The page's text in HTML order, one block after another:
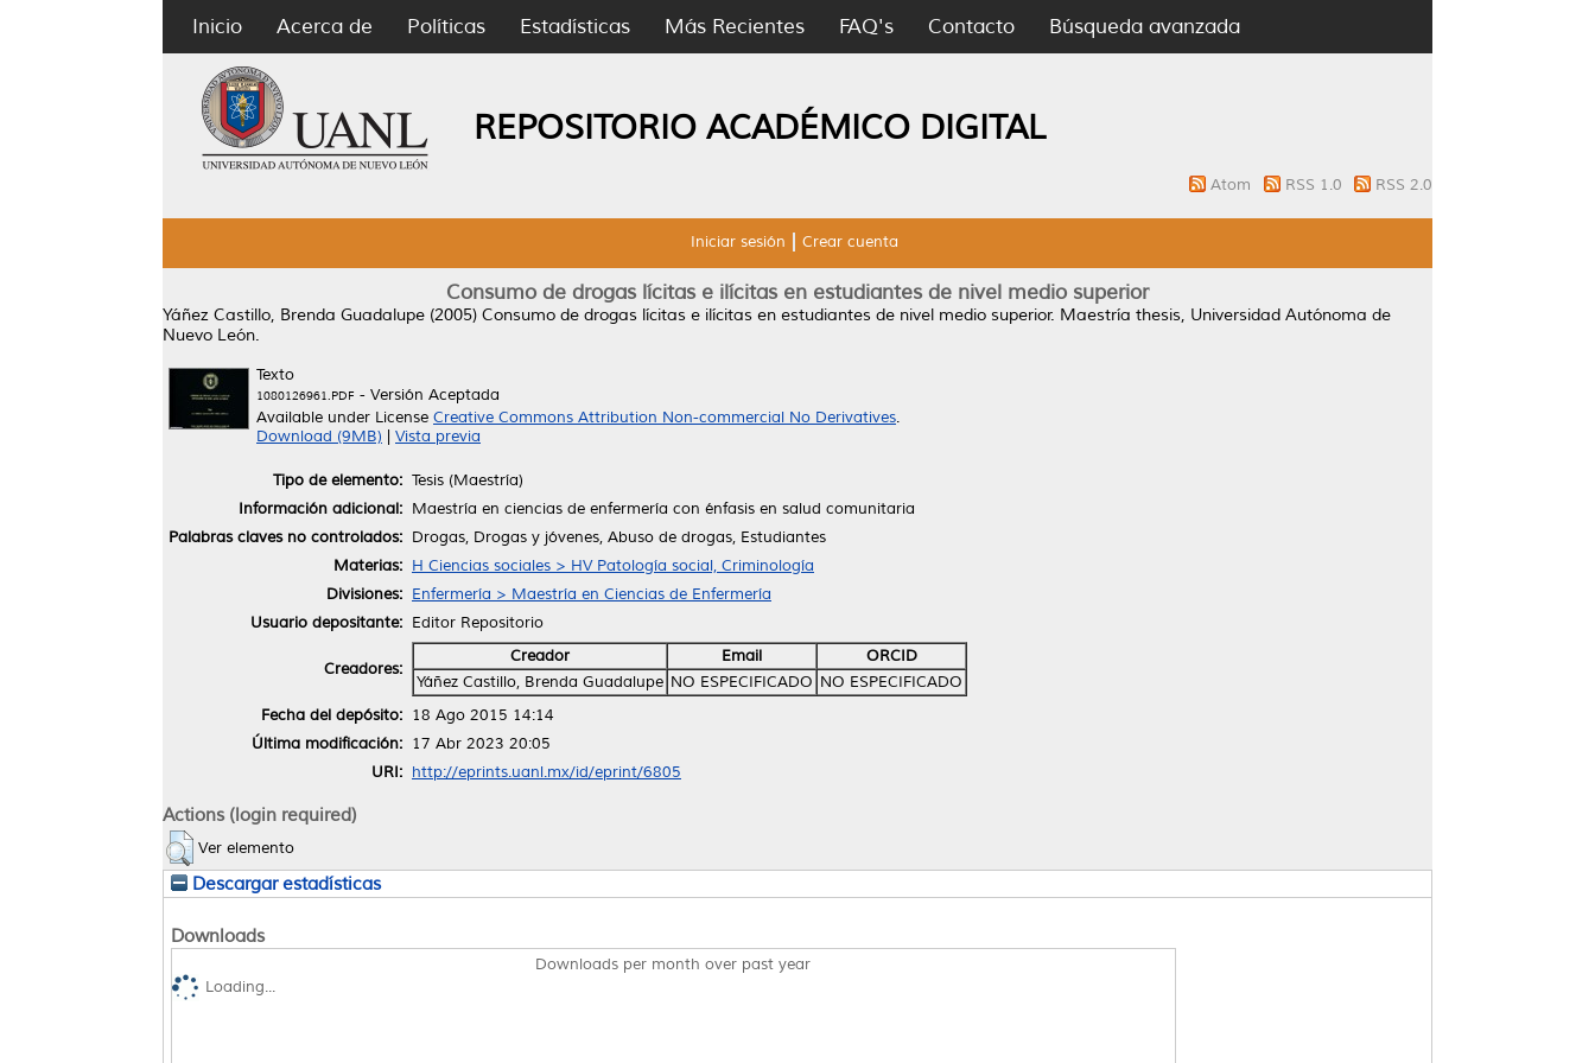
Inicio Acerca de Políticas Estadísticas Más Recientes FAQ's Contacto Búsqueda avanzada
REPOSITORIO ACADÉMICO DIGITAL
Atom RSS 1.0 RSS 2.0
Iniciar sesión Crear cuenta
Consumo de drogas lícitas e ilícitas en estudiantes de nivel medio superior
Yáñez Castillo, Brenda Guadalupe (2005) Consumo de drogas lícitas e ilícitas en estudiantes de nivel medio superior. Maestría thesis, Universidad Autónoma de
Nuevo León.
Texto
1080126961.PDF - Versión Aceptada
Available under License Creative Commons Attribution Non-commercial No Derivatives.
Download (9MB)
Vista previa
Tipo de elemento: Tesis (Maestría)
Información adicional: Maestría en ciencias de enfermería con énfasis en salud comunitaria
Palabras claves no controlados: Drogas, Drogas y jóvenes, Abuso de drogas, Estudiantes
Materias: H Ciencias sociales > HV Patología social, Criminología
Divisiones: Enfermería > Maestría en Ciencias de Enfermería
Usuario depositante: Editor Repositorio
Creadores:
Creador Email
ORCID
Yáñez Castillo, Brenda Guadalupe NO ESPECIFICADO NO ESPECIFICADO
Fecha del depósito: 18 Ago 2015 14:14
Última modificación: 17 Abr 2023 20:05
URI: http://eprints.uanl.mx/id/eprint/6805
Actions (login required)
Ver elemento
Descargar estadísticas
Downloads
Downloads per month over past year
Loading...